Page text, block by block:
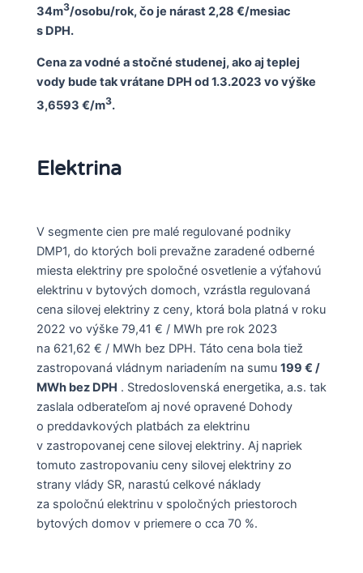
34m3/osobu/rok, čo je nárast 2,28 €/mesiac
s DPH.
Cena za vodné a stočné studenej, ako aj teplej
vody bude tak vrátane DPH od 1.3.2023 vo výške
3,6593 €/m3.
Elektrina
V segmente cien pre malé regulované podniky
DMP1, do ktorých boli prevažne zaradené odberné
miesta elektriny pre spoločné osvetlenie a výťahovú
elektrinu v bytových domoch, vzrástla regulovaná
cena silovej elektriny z ceny, ktorá bola platná v roku
2022 vo výške 79,41 € / MWh pre rok 2023
na 621,62 € / MWh bez DPH. Táto cena bola tiež
zastropovaná vládnym nariadením na sumu 199 € /
MWh bez DPH . Stredoslovenská energetika, a.s. tak
zaslala odberateľom aj nové opravené Dohody
o preddavkových platbách za elektrinu
v zastropovanej cene silovej elektriny. Aj napriek
tomuto zastropovaniu ceny silovej elektriny zo
strany vlády SR, narastú celkové náklady
za spoločnú elektrinu v spoločných priestoroch
bytových domov v priemere o cca 70 %.